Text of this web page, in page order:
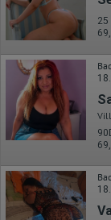
Webseiten sowie
werden
verarbeiteten
erstellt werden.
auch an Dritte
vorgeschrieben
von Google
Google innerhalb
oder in anderen
Europäischen
Daten anonym
volle IP-Adresse
übermittelte IP-
Erhobene